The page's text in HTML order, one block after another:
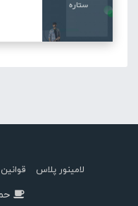
لامینور پلاس